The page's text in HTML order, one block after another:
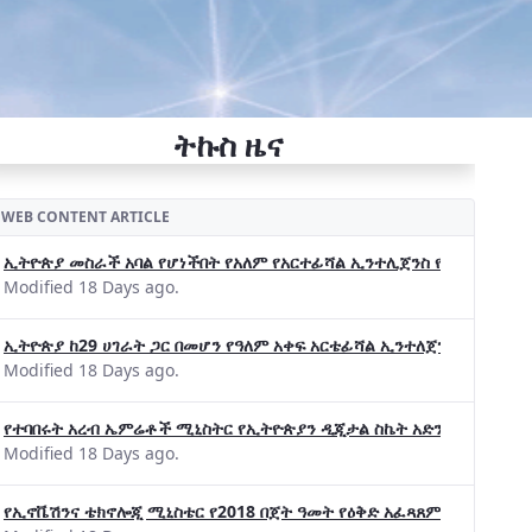
ትኩስ ዜና
WEB CONTENT ARTICLE
ኢትዮጵያ መስራች አባል የሆነችበት የአለም የአርተፊሻል ኢንተሊጀንስ የትብብር
Modified 18 Days ago.
ኢትዮጵያ ከ29 ሀገራት ጋር በመሆን የዓለም አቀፍ አርቴፊሻል ኢንተለጀንስ ትብብር
Modified 18 Days ago.
የተባበሩት አረብ ኤምሬቶች ሚኒስትር የኢትዮጵያን ዲጂታል ስኬት አድንቀዋል
Modified 18 Days ago.
የኢኖቬሽንና ቴክኖሎጂ ሚኒስቴር የ2018 በጀት ዓመት የዕቅድ አፈጻጸምና የቀጣይ